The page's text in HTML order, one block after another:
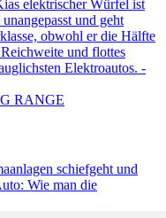
RANGE